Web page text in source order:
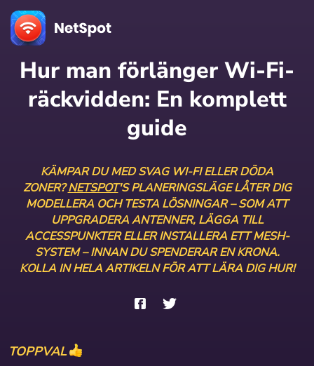
Hur man förlänger Wi-Fi-
räckvidden: En komplett
guide
KÄMPAR DU MED SVAG WI-FI ELLER DÖDA
ZONER?NETSPOT'S PLANERINGSLÄGE LÅTER DIG
MODELLERA OCH TESTA LÖSNINGAR – SOM ATT
UPPGRADERA ANTENNER, LÄGGA TILL
ACCESSPUNKTER ELLER INSTALLERA ETT MESH-
SYSTEM – INNAN DU SPENDERAR EN KRONA.
KOLLA IN HELA ARTIKELN FÖR ATT LÄRA DIG HUR!
TOPPVAL